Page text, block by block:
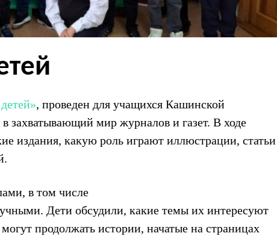
, проведен для учащихся Кашинской
захватывающий мир журналов и газет. В ходе
издания, какую роль играют иллюстрации, статьи
в том числе
Дети обсудили, какие темы их интересуют
продолжать истории, начатые на страницах